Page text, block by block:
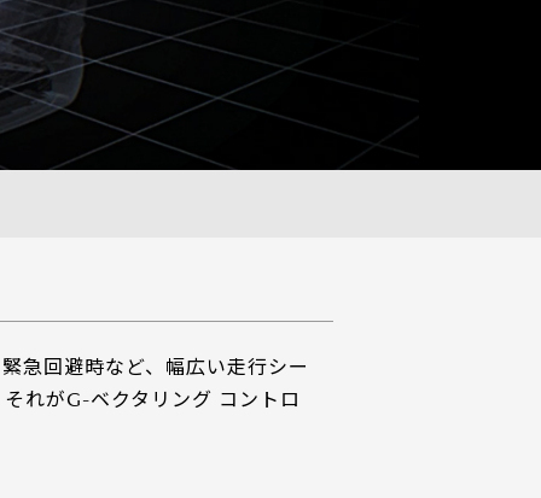
大阪マツダ 交野店
急回避時など、幅広い走行シー
れがG-ベクタリング コントロ